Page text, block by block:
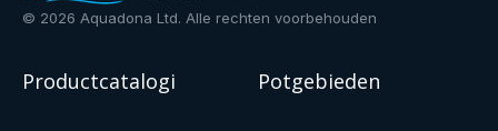
© 2026 Aquadona Ltd. Alle rechten voorbehouden
Productcatalogi Potgebieden